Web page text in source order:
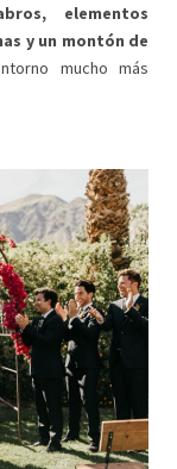
elementos
y un montón de
mucho más